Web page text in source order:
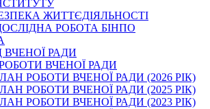
ЖИТТЄДІЯЛЬНОСТІ
РОБОТА БІНПО
РАДИ
ВЧЕНОЇ РАДИ
РОБОТИ ВЧЕНОЇ РАДИ (2026 РІК)
РОБОТИ ВЧЕНОЇ РАДИ (2025 РІК)
РОБОТИ ВЧЕНОЇ РАДИ (2023 РІК)